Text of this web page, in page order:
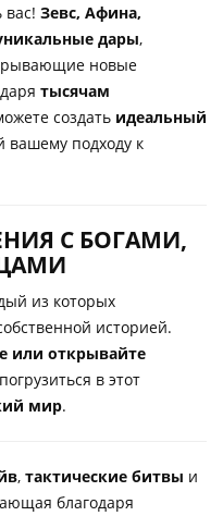
Зевс, Афина,
дары,
новые
тысячам
создать идеальный
вашему подходу к
С БОГАМИ,
из которых
историей.
или открывайте
в этот
мир.
, тактические битвы и
благодаря